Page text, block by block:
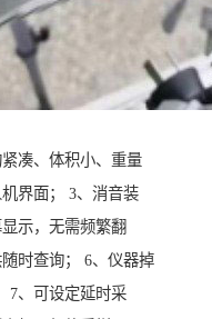
凑、体积小、重量
界面； 3、消音装
示，无需频繁翻
时查询； 6、仪器掉
7、可设定延时采